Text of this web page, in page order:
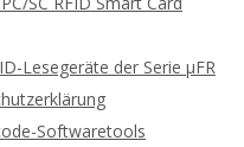
Lesegeräte der Serie μFR
Softwaretools